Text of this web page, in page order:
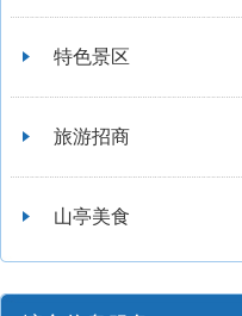
特色景区
旅游招商
山亭美食